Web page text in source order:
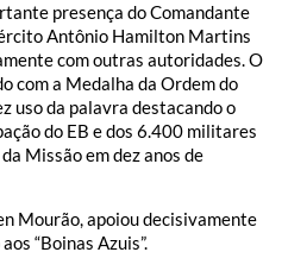
presença do Comandante
Antônio Hamilton Martins
com outras autoridades. O
com a Medalha da Ordem do
uso da palavra destacando o
do EB e dos 6.400 militares
Missão em dez anos de
Mourão, apoiou decisivamente
“Boinas Azuis”.